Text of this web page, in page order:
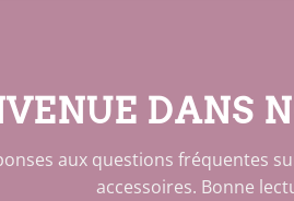
DANS
aux questions fréquentes
accessoires. Bonne